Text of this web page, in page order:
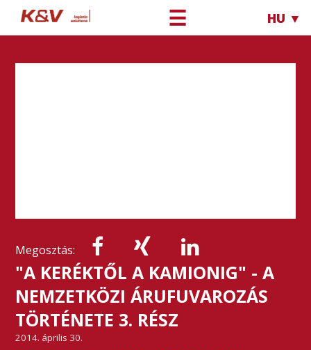
☰ HU ▼
Megosztás:
"A KERÉKTŐL A KAMIONIG" - A
NEMZETKÖZI ÁRUFUVAROZÁS
TÖRTÉNETE 3. RÉSZ
2014. április 30.